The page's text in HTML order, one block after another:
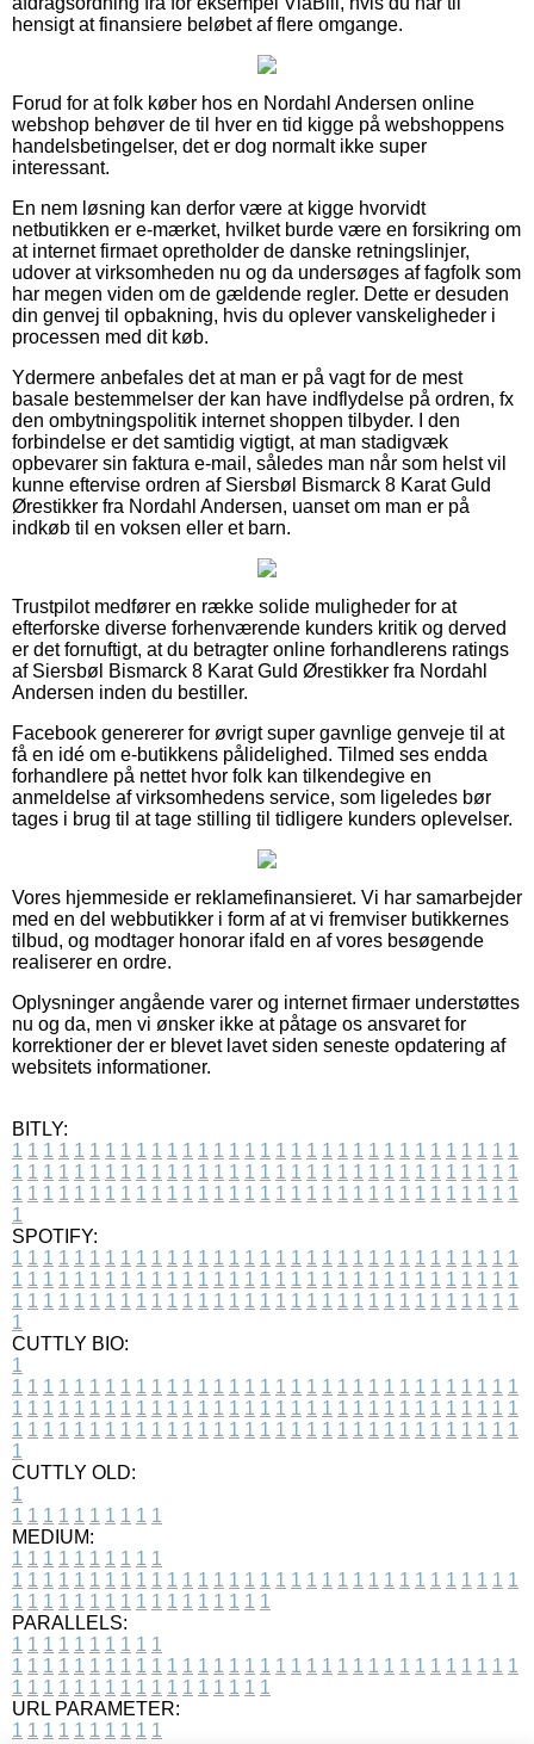
hensigt at finansiere beløbet af flere omgange.
Forud for at folk køber hos en Nordahl Andersen online
webshop behøver de til hver en tid kigge på webshoppens
handelsbetingelser, det er dog normalt ikke super
interessant.
En nem løsning kan derfor være at kigge hvorvidt
netbutikken er e-mærket, hvilket burde være en forsikring om
at internet firmaet opretholder de danske retningslinjer,
udover at virksomheden nu og da undersøges af fagfolk som
har megen viden om de gældende regler. Dette er desuden
din genvej til opbakning, hvis du oplever vanskeligheder i
processen med dit køb.
Ydermere anbefales det at man er på vagt for de mest
basale bestemmelser der kan have indflydelse på ordren, fx
den ombytningspolitik internet shoppen tilbyder. I den
forbindelse er det samtidig vigtigt, at man stadigvæk
opbevarer sin faktura e-mail, således man når som helst vil
kunne eftervise ordren af Siersbøl Bismarck 8 Karat Guld
Ørestikker fra Nordahl Andersen, uanset om man er på
indkøb til en voksen eller et barn.
Trustpilot medfører en række solide muligheder for at
efterforske diverse forhenværende kunders kritik og derved
er det fornuftigt, at du betragter online forhandlerens ratings
af Siersbøl Bismarck 8 Karat Guld Ørestikker fra Nordahl
Andersen inden du bestiller.
Facebook genererer for øvrigt super gavnlige genveje til at
få en idé om e-butikkens pålidelighed. Tilmed ses endda
forhandlere på nettet hvor folk kan tilkendegive en
anmeldelse af virksomhedens service, som ligeledes bør
tages i brug til at tage stilling til tidligere kunders oplevelser.
Vores hjemmeside er reklamefinansieret. Vi har samarbejder
med en del webbutikker i form af at vi fremviser butikkernes
tilbud, og modtager honorar ifald en af vores besøgende
realiserer en ordre.
Oplysninger angående varer og internet firmaer understøttes
nu og da, men vi ønsker ikke at påtage os ansvaret for
korrektioner der er blevet lavet siden seneste opdatering af
websitets informationer.
BITLY:
1 1 1 1 1 1 1 1 1 1 1 1 1 1 1 1 1 1 1 1 1 1 1 1 1 1 1 1 1 1 1 1 1
1 1 1 1 1 1 1 1 1 1 1 1 1 1 1 1 1 1 1 1 1 1 1 1 1 1 1 1 1 1 1 1 1
1 1 1 1 1 1 1 1 1 1 1 1 1 1 1 1 1 1 1 1 1 1 1 1 1 1 1 1 1 1 1 1 1
1
SPOTIFY:
1 1 1 1 1 1 1 1 1 1 1 1 1 1 1 1 1 1 1 1 1 1 1 1 1 1 1 1 1 1 1 1 1
1 1 1 1 1 1 1 1 1 1 1 1 1 1 1 1 1 1 1 1 1 1 1 1 1 1 1 1 1 1 1 1 1
1 1 1 1 1 1 1 1 1 1 1 1 1 1 1 1 1 1 1 1 1 1 1 1 1 1 1 1 1 1 1 1 1
1
CUTTLY BIO:
1
1 1 1 1 1 1 1 1 1 1 1 1 1 1 1 1 1 1 1 1 1 1 1 1 1 1 1 1 1 1 1 1 1
1 1 1 1 1 1 1 1 1 1 1 1 1 1 1 1 1 1 1 1 1 1 1 1 1 1 1 1 1 1 1 1 1
1 1 1 1 1 1 1 1 1 1 1 1 1 1 1 1 1 1 1 1 1 1 1 1 1 1 1 1 1 1 1 1 1
1
CUTTLY OLD:
1
1 1 1 1 1 1 1 1 1 1
MEDIUM:
1 1 1 1 1 1 1 1 1 1
1 1 1 1 1 1 1 1 1 1 1 1 1 1 1 1 1 1 1 1 1 1 1 1 1 1 1 1 1 1 1 1 1
1 1 1 1 1 1 1 1 1 1 1 1 1 1 1 1 1
PARALLELS:
1 1 1 1 1 1 1 1 1 1
1 1 1 1 1 1 1 1 1 1 1 1 1 1 1 1 1 1 1 1 1 1 1 1 1 1 1 1 1 1 1 1 1
1 1 1 1 1 1 1 1 1 1 1 1 1 1 1 1 1
URL PARAMETER:
1 1 1 1 1 1 1 1 1 1